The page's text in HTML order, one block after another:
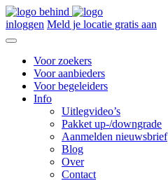
inloggen Meld je locatie gratis aan
Voor zoekers
Voor aanbieders
Voor begeleiders
Info
Uitlegvideo’s
Pakket up-/downgrade
Aanmelden nieuwsbrief
Blog
Over
Contact